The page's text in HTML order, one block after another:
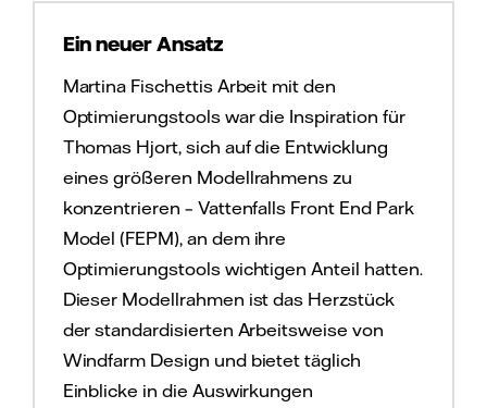
Ein neuer Ansatz
Martina Fischettis Arbeit mit den
Optimierungstools war die Inspiration für
Thomas Hjort, sich auf die Entwicklung
eines größeren Modellrahmens zu
konzentrieren – Vattenfalls Front End Park
Model (FEPM), an dem ihre
Optimierungstools wichtigen Anteil hatten.
Dieser Modellrahmen ist das Herzstück
der standardisierten Arbeitsweise von
Windfarm Design und bietet täglich
Einblicke in die Auswirkungen